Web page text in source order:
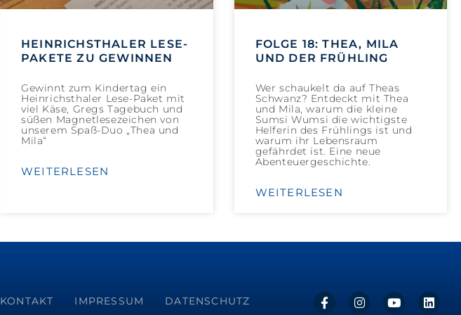
HEINRICHSTHALER LESE-
PAKETE ZU GEWINNEN
Gewinnt zum Kindertag ein
Heinrichsthaler Lese-Paket mit
viel Käse, Gregs Tagebuch und
süßen Magnetlesezeichen von
unserem Spaß-Duo „Thea und
Mila“
WEITERLESEN
FOLGE 18: THEA, MILA
UND DER FRÜHLING
Wer schaukelt da auf Theas
Schwanz? Entdeckt mit Thea
und Mila, warum die kleine
Sumsi Wumsi die wichtigste
Helferin des Frühlings ist und
warum ihr Lebensraum
gefährdet ist. Eine neue
Abenteuergeschichte.
WEITERLESEN
KONTAKT IMPRESSUM
DATENSCHUTZ